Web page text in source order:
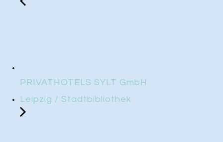
PRIVATHOTELS SYLT GmbH
Leipzig / Stadtbibliothek